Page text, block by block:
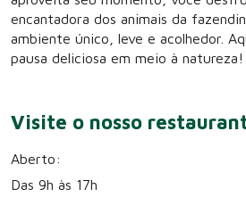
encantadora dos animais da
ambiente único, leve e acolhedor.
pausa deliciosa em meio à natureza!
Visite o nosso
Aberto:
Das 9h às 17h